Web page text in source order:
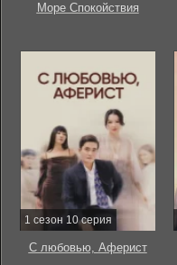
Море Спокойствия
1 сезон 10 серия
С любовью, Аферист